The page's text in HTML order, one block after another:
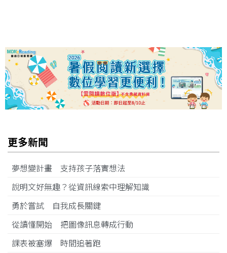
更多新聞
夢想變計畫 支持孩子落實想法
說明文好無趣？從資訊線索中理解知識
勇於嘗試 自我成長關鍵
從讀懂開始 把圖像訊息轉成行動
課表被塞爆 時間追著跑